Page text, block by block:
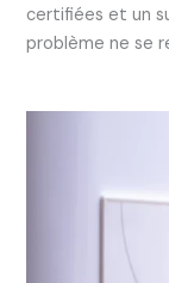
certifiées et un
problème ne se